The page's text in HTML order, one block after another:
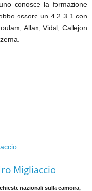
conosce la formazione
essere un 4-2-3-1 con
Allan, Vidal, Callejon
Migliaccio
nazionali sulla camorra,